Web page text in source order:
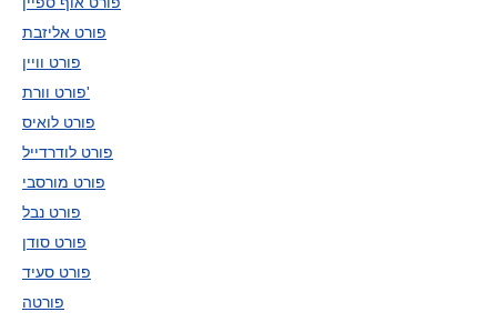
פורט אליזבת
פורט וויין
פורט וורת'
פורט לואיס
פורט לודרדייל
פורט מורסבי
פורט נבל
פורט סודן
פורט סעיד
פורטה